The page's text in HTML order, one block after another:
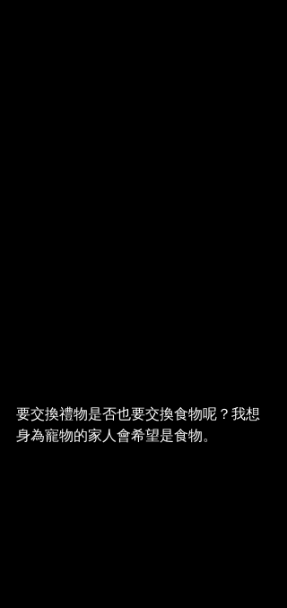
要交換禮物是否也要交換食物呢？我想
身為寵物的家人會希望是食物。